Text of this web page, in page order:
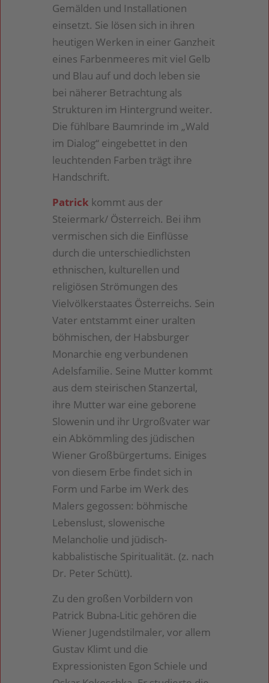
Gemälden und Installationen
einsetzt. Sie lösen sich in ihren
heutigen Werken in einer Ganzheit
eines Farbenmeeres mit viel Gelb
und Blau auf und doch leben sie
bei näherer Betrachtung als
Strukturen im Hintergrund weiter.
Die fühlbare Baumrinde im „Wald
im Dialog“ eingebettet in den
leuchtenden Farben trägt ihre
Handschrift.
Patrick kommt aus der
Steiermark/ Österreich. Bei ihm
vermischen sich die Einflüsse
durch die unterschiedlichsten
ethnischen, kulturellen und
religiösen Strömungen des
Vielvölkerstaates Österreichs. Sein
Vater entstammt einer uralten
böhmischen, der Habsburger
Monarchie eng verbundenen
Adelsfamilie. Seine Mutter kommt
aus dem steirischen Stanzertal,
ihre Mutter war eine geborene
Slowenin und ihr Urgroßvater war
ein Abkömmling des jüdischen
Wiener Großbürgertums. Einiges
von diesem Erbe findet sich in
Form und Farbe im Werk des
Malers gegossen: böhmische
Lebenslust, slowenische
Melancholie und jüdisch-
kabbalistische Spiritualität. (z. nach
Dr. Peter Schütt).
Zu den großen Vorbildern von
Patrick Bubna-Litic gehören die
Wiener Jugendstilmaler, vor allem
Gustav Klimt und die
Expressionisten Egon Schiele und